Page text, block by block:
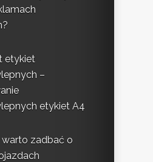
etykiet
–
etykiet A4
zadbać o